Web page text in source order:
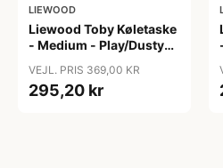
LIEWOOD
Liewood Toby Køletaske
- Medium - Play/Dusty
VEJL. PRIS 369,00 KR
295,20 kr